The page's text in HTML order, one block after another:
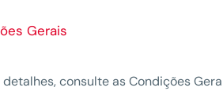
Gerais
consulte as Condições